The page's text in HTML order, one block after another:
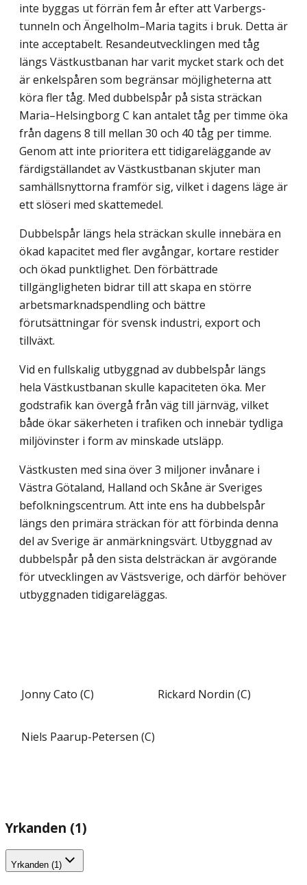
inte byggas ut förrän fem år efter att Varbergs­
tunneln och Ängelholm–Maria tagits i bruk. Detta är
inte acceptabelt. Resande­utvecklingen med tåg
längs Västkustbanan har varit mycket stark och det
är enkelspåren som begränsar möjligheterna att
köra fler tåg. Med dubbelspår på sista sträckan
Maria–Helsingborg C kan antalet tåg per timme öka
från dagens 8 till mellan 30 och 40 tåg per timme.
Genom att inte prioritera ett tidigareläggande av
färdigställandet av Västkust­banan skjuter man
samhällsnyttorna framför sig, vilket i dagens läge är
ett slöseri med skattemedel.
Dubbelspår längs hela sträckan skulle innebära en
ökad kapacitet med fler avgångar, kortare restider
och ökad punktlighet. Den förbättrade
tillgängligheten bidrar till att skapa en större
arbetsmarknadspendling och bättre
förutsättningar för svensk industri, export och
tillväxt.
Vid en fullskalig utbyggnad av dubbelspår längs
hela Västkustbanan skulle kapaciteten öka. Mer
godstrafik kan övergå från väg till järnväg, vilket
både ökar säkerheten i trafiken och innebär tydliga
miljövinster i form av minskade utsläpp.
Västkusten med sina över 3 miljoner invånare i
Västra Götaland, Halland och Skåne är Sveriges
befolkningscentrum. Att inte ens ha dubbelspår
längs den primära sträckan för att förbinda denna
del av Sverige är anmärkningsvärt. Utbyggnad av
dubbelspår på den sista delsträckan är avgörande
för utvecklingen av Västsverige, och därför behöver
utbyggnaden tidigareläggas.
Jonny Cato (C) Rickard Nordin (C)
Niels Paarup-Petersen (C)
Yrkanden (1)
Yrkanden (1)